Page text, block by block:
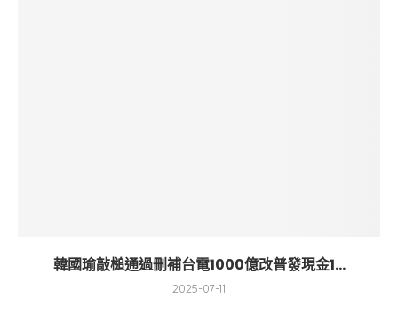
韓國瑜敲槌通過刪補台電1000億改普發現金1...
2025-07-11